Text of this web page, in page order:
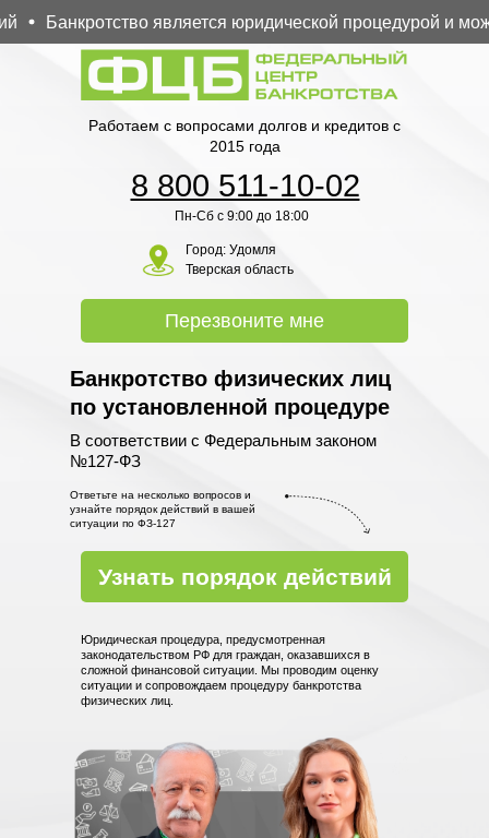
Банкротство является юридической процедурой и
В соответствии с Федеральным законом
№127-ФЗ
Банкротство физических лиц
по установленной процедуре
Узнать порядок действий
Юридическая процедура, предусмотренная
законодательством РФ для граждан, оказавшихся в
сложной финансовой ситуации. Мы проводим оценку
ситуации и сопровождаем процедуру банкротства
физических лиц.
Ответьте на несколько вопросов и
узнайте порядок действий в вашей
ситуации по ФЗ-127
Перезвоните мне
8 800 511-10-02
Пн-Сб с 9:00 до 18:00
Город: Удомля
Тверская область
Работаем с вопросами долгов и кредитов с
2015 года